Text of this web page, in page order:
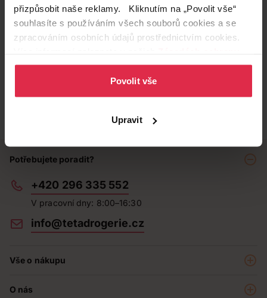
přizpůsobit naše reklamy. Kliknutím na „Povolit vše“
souhlasíte s používáním všech souborů cookies a se
zpracováním osobních údajů prostřednictvím cookies.
osobních údajů.
Povolit vše
Upravit
Teta prodejny a služby
Potřebujete poradit?
+420 296 335 552
V pracovní dny: 8:00–16:30
info@tetadrogerie.cz
Vše o nákupu
O nás